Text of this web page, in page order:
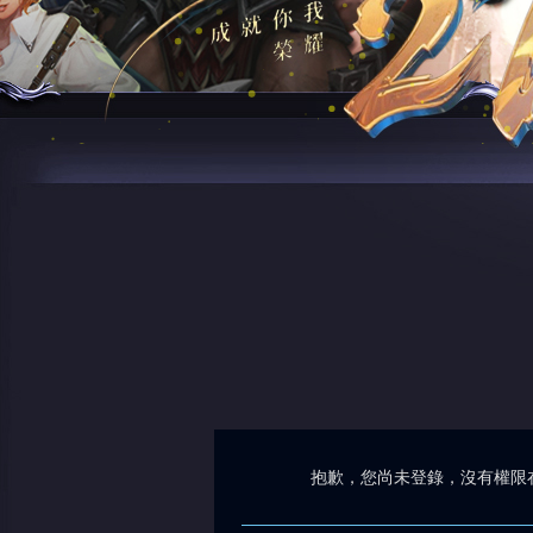
抱歉，您尚未登錄，沒有權限